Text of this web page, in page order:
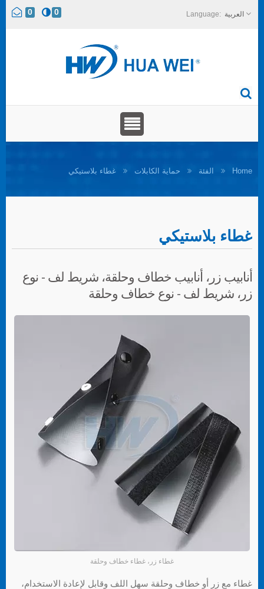
0 0 العربية
Home الفئة حماية الكابلات غطاء بلاستيكي
غطاء بلاستيكي
أنابيب زر، أنابيب خطاف وحلقة، شريط لف - نوع
زر، شريط لف - نوع خطاف وحلقة
غطاء زر، غطاء خطاف وحلقة
غطاء مع زر أو خطاف وحلقة سهل اللف وقابل لإعادة الاستخدام،